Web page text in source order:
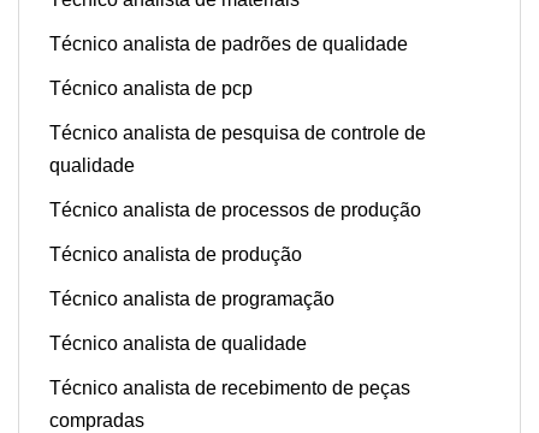
Técnico analista de padrões de qualidade
Técnico analista de pcp
Técnico analista de pesquisa de controle de
qualidade
Técnico analista de processos de produção
Técnico analista de produção
Técnico analista de programação
Técnico analista de qualidade
Técnico analista de recebimento de peças
compradas